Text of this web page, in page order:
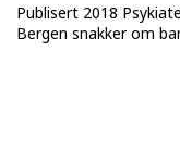
Publisert 2018
Bergen snakker om